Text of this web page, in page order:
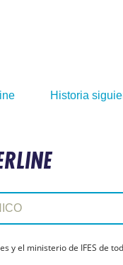
Historia
y el ministerio de IFES de